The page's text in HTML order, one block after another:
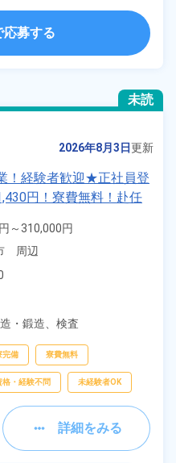
応募する
未読
2026年8月3日更新
！経験者歓迎★正社員登
円！寮費無料！赴任
！無料駐車場完備！
～310,000円
円
　周辺
・鍛造、 検査
完備 寮費無料
格・経験不問 未経験者OK
詳細をみる